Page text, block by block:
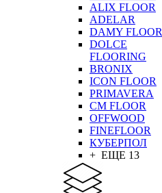
ALIX FLOOR
ADELAR
DAMY FLOOR
DOLCE
FLOORING
BRONIX
ICON FLOOR
PRIMAVERA
CM FLOOR
OFFWOOD
FINEFLOOR
КУБЕРПОЛ
+ ЕЩЕ 13